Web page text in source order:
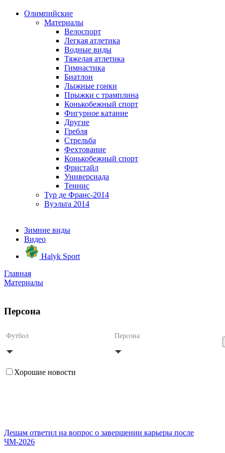
Олимпийские
Материалы
Велоспорт
Легкая атлетика
Водные виды
Тяжелая атлетика
Гимнастика
Биатлон
Лыжные гонки
Прыжки с трамплина
Конькобежный спорт
Фигурное катание
Другие
Гребля
Стрельба
Фехтование
Конькобежный спорт
Фристайл
Универсиада
Теннис
Тур де Франс-2014
Вуэльта 2014
Зимние виды
Видео
Halyk Sport
Главная
Материалы
Персона
Футбол Персона
Хорошие новости
Дешам ответил на вопрос о завершении карьеры после
ЧМ-2026